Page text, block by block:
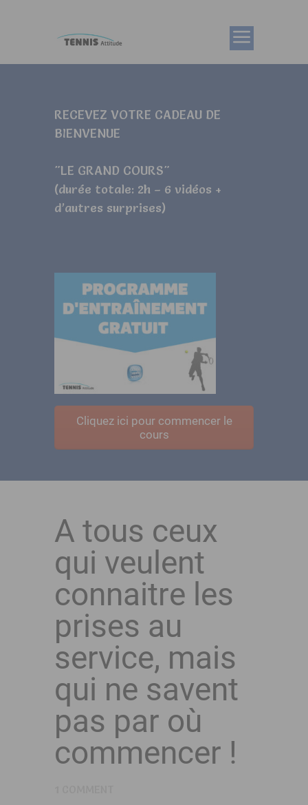
RECEVEZ VOTRE CADEAU DE
BIENVENUE
"LE GRAND COURS"
(durée totale: 2h – 6 vidéos +
d’autres surprises)
Cliquez ici pour commencer le
cours
A tous ceux
qui veulent
connaitre les
prises au
service, mais
qui ne savent
pas par où
commencer !